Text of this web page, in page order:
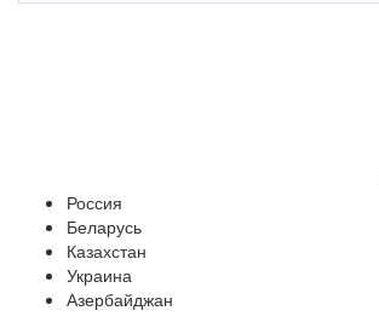
Россия
Беларусь
Казахстан
Украина
Азербайджан